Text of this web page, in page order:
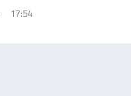
17:54